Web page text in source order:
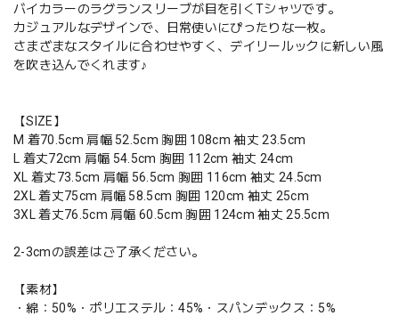
バイカラーのラグランスリーブが目を引くTシャツです。
カジュアルなデザインで、日常使いにぴったりな一枚。
さまざまなスタイルに合わせやすく、デイリールックに新しい風
を吹き込んでくれます♪
【SIZE】
M 着70.5cm 肩幅 52.5cm 胸囲 108cm 袖丈 23.5cm
L 着丈72cm 肩幅 54.5cm 胸囲 112cm 袖丈 24cm
XL 着丈73.5cm 肩幅 56.5cm 胸囲 116cm 袖丈 24.5cm
2XL 着丈75cm 肩幅 58.5cm 胸囲 120cm 袖丈 25cm
3XL 着丈76.5cm 肩幅 60.5cm 胸囲 124cm 袖丈 25.5cm
2-3cmの誤差はご了承ください。
【素材】
・綿：50%・ポリエステル：45%・スパンデックス：5%